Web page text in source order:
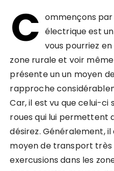
C ommençons
électrique est
vous pourriez
zone rurale et voir
présente un un moyen
rapproche
Car, il est vu que celui-ci
roues qui lui permettent
désirez. Généralement, il
moyen de transport très
exercusions dans les